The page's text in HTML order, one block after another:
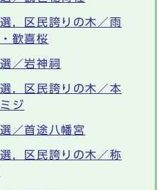
，区民誇りの木／雨
歓喜桜
／岩神祠
，区民誇りの木／本
ジ
／首途八幡宮
，区民誇りの木／称